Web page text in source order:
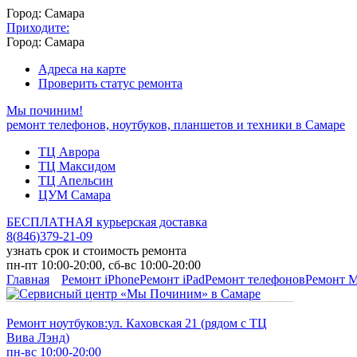
Город: Самара
Приходите:
Город: Самара
Адреса на карте
Проверить статус ремонта
Мы починим!
ремонт телефонов, ноутбуков, планшетов и техники в Самаре
ТЦ Аврора
ТЦ Максидом
ТЦ Апельсин
ЦУМ Самара
БЕСПЛАТНАЯ курьерская доставка
8(846)379-21-09
узнать срок и стоимость ремонта
пн-пт 10:00-20:00, сб-вс 10:00-20:00
Главная
Ремонт iPhoneРемонт iPadРемонт телефоновРемонт
Ремонт ноутбуков:ул. Каховская 21 (рядом с ТЦ
Вива Лэнд)
пн-вс 10:00-20:00